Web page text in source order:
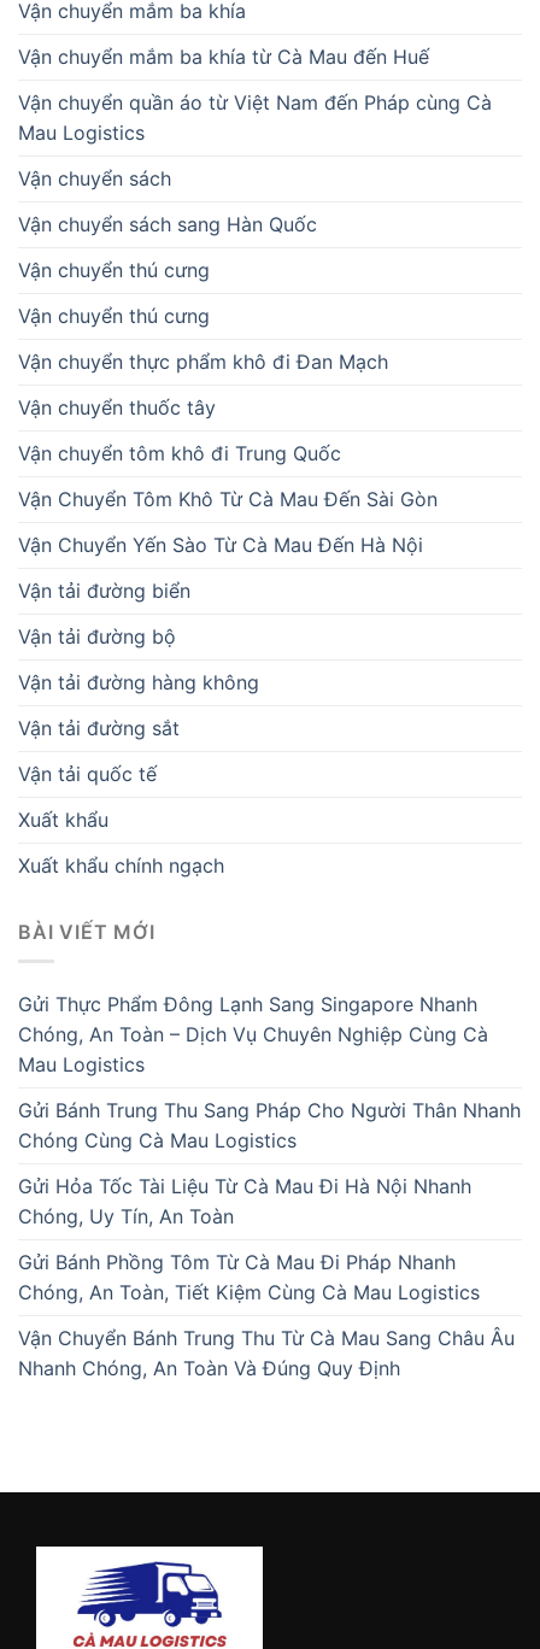
Vận chuyển mắm ba khía
Vận chuyển mắm ba khía từ Cà Mau đến Huế
Vận chuyển quần áo từ Việt Nam đến Pháp cùng Cà
Mau Logistics
Vận chuyển sách
Vận chuyển sách sang Hàn Quốc
Vận chuyển thú cưng
Vận chuyển thú cưng
Vận chuyển thực phẩm khô đi Đan Mạch
Vận chuyển thuốc tây
Vận chuyển tôm khô đi Trung Quốc
Vận Chuyển Tôm Khô Từ Cà Mau Đến Sài Gòn
Vận Chuyển Yến Sào Từ Cà Mau Đến Hà Nội
Vận tải đường biển
Vận tải đường bộ
Vận tải đường hàng không
Vận tải đường sắt
Vận tải quốc tế
Xuất khẩu
Xuất khẩu chính ngạch
BÀI VIẾT MỚI
Gửi Thực Phẩm Đông Lạnh Sang Singapore Nhanh
Chóng, An Toàn – Dịch Vụ Chuyên Nghiệp Cùng Cà
Mau Logistics
Gửi Bánh Trung Thu Sang Pháp Cho Người Thân Nhanh
Chóng Cùng Cà Mau Logistics
Gửi Hỏa Tốc Tài Liệu Từ Cà Mau Đi Hà Nội Nhanh
Chóng, Uy Tín, An Toàn
Gửi Bánh Phồng Tôm Từ Cà Mau Đi Pháp Nhanh
Chóng, An Toàn, Tiết Kiệm Cùng Cà Mau Logistics
Vận Chuyển Bánh Trung Thu Từ Cà Mau Sang Châu Âu
Nhanh Chóng, An Toàn Và Đúng Quy Định